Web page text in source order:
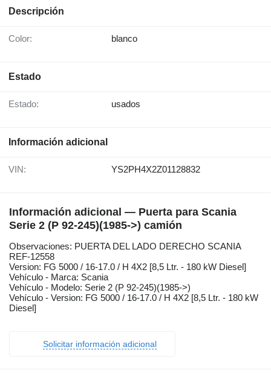
Descripción
Color: blanco
Estado
Estado: usados
Información adicional
VIN: YS2PH4X2Z01128832
Información adicional — Puerta para Scania
Serie 2 (P 92-245)(1985->) camión
Observaciones: PUERTA DEL LADO DERECHO SCANIA
REF-12558
Version: FG 5000 / 16-17.0 / H 4X2 [8,5 Ltr. - 180 kW Diesel]
Vehículo - Marca: Scania
Vehículo - Modelo: Serie 2 (P 92-245)(1985->)
Vehículo - Version: FG 5000 / 16-17.0 / H 4X2 [8,5 Ltr. - 180 kW
Diesel]
Solicitar información adicional